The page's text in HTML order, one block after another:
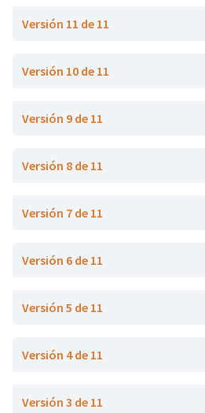
Versión 11 de 11
Versión 10 de 11
Versión 9 de 11
Versión 8 de 11
Versión 7 de 11
Versión 6 de 11
Versión 5 de 11
Versión 4 de 11
Versión 3 de 11